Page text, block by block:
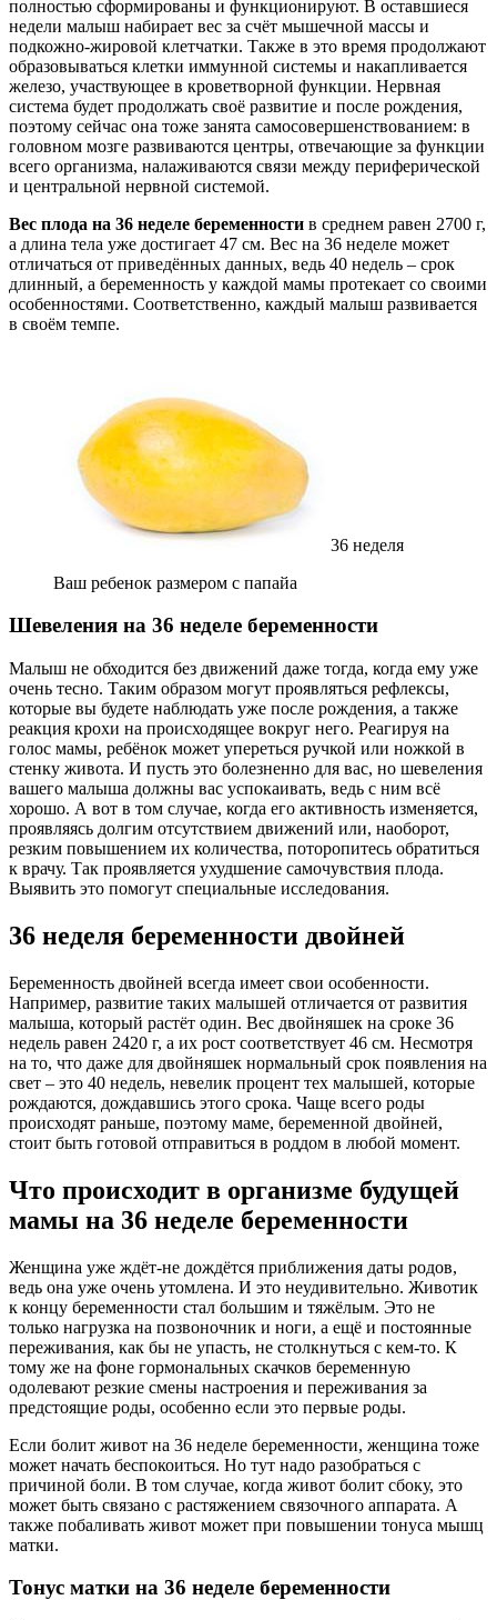
полностью сформированы и функционируют. В оставшиеся
недели малыш набирает вес за счёт мышечной массы и
подкожно-жировой клетчатки. Также в это время продолжают
образовываться клетки иммунной системы и накапливается
железо, участвующее в кроветворной функции. Нервная
система будет продолжать своё развитие и после рождения,
поэтому сейчас она тоже занята самосовершенствованием: в
головном мозге развиваются центры, отвечающие за функции
всего организма, налаживаются связи между периферической
и центральной нервной системой.
Вес плода на 36 неделе беременности в среднем равен 2700 г,
а длина тела уже достигает 47 см. Вес на 36 неделе может
отличаться от приведённых данных, ведь 40 недель – срок
длинный, а беременность у каждой мамы протекает со своими
особенностями. Соответственно, каждый малыш развивается
в своём темпе.
36 неделя
Ваш ребенок размером с папайа
Шевеления на 36 неделе беременности
Малыш не обходится без движений даже тогда, когда ему уже
очень тесно. Таким образом могут проявляться рефлексы,
которые вы будете наблюдать уже после рождения, а также
реакция крохи на происходящее вокруг него. Реагируя на
голос мамы, ребёнок может упереться ручкой или ножкой в
стенку живота. И пусть это болезненно для вас, но шевеления
вашего малыша должны вас успокаивать, ведь с ним всё
хорошо. А вот в том случае, когда его активность изменяется,
проявляясь долгим отсутствием движений или, наоборот,
резким повышением их количества, поторопитесь обратиться
к врачу. Так проявляется ухудшение самочувствия плода.
Выявить это помогут специальные исследования.
36 неделя беременности двойней
Беременность двойней всегда имеет свои особенности.
Например, развитие таких малышей отличается от развития
малыша, который растёт один. Вес двойняшек на сроке 36
недель равен 2420 г, а их рост соответствует 46 см. Несмотря
на то, что даже для двойняшек нормальный срок появления на
свет – это 40 недель, невелик процент тех малышей, которые
рождаются, дождавшись этого срока. Чаще всего роды
происходят раньше, поэтому маме, беременной двойней,
стоит быть готовой отправиться в роддом в любой момент.
Что происходит в организме будущей
мамы на 36 неделе беременности
Женщина уже ждёт-не дождётся приближения даты родов,
ведь она уже очень утомлена. И это неудивительно. Животик
к концу беременности стал большим и тяжёлым. Это не
только нагрузка на позвоночник и ноги, а ещё и постоянные
переживания, как бы не упасть, не столкнуться с кем-то. К
тому же на фоне гормональных скачков беременную
одолевают резкие смены настроения и переживания за
предстоящие роды, особенно если это первые роды.
Если болит живот на 36 неделе беременности, женщина тоже
может начать беспокоиться. Но тут надо разобраться с
причиной боли. В том случае, когда живот болит сбоку, это
может быть связано с растяжением связочного аппарата. А
также побаливать живот может при повышении тонуса мышц
матки.
Тонус матки на 36 неделе беременности